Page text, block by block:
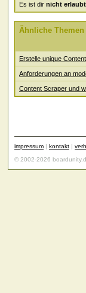
Es ist dir nicht erlaubt
Ähnliche Themen
Erstelle unique
Anforderungen an
Content Scraper und
impressum | kontakt |
© 2002-2026